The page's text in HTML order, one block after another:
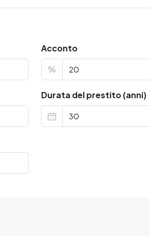
Acconto
%
Durata del prestito (anni)